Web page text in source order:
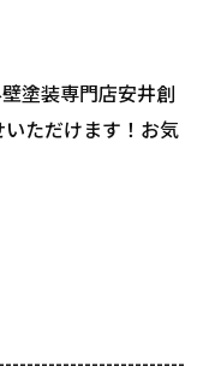
塗装専門店安井創
ただけます！お気